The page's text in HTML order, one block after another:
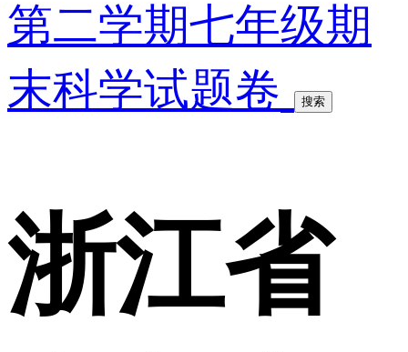
第二学期七年级期
末科学试题卷
搜索
浙江省